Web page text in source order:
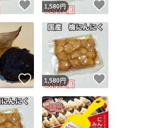
いいね！
1,580円
いいね！
1,580円